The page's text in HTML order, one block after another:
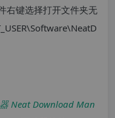
右键选择打开文件夹无
Neat Download Man